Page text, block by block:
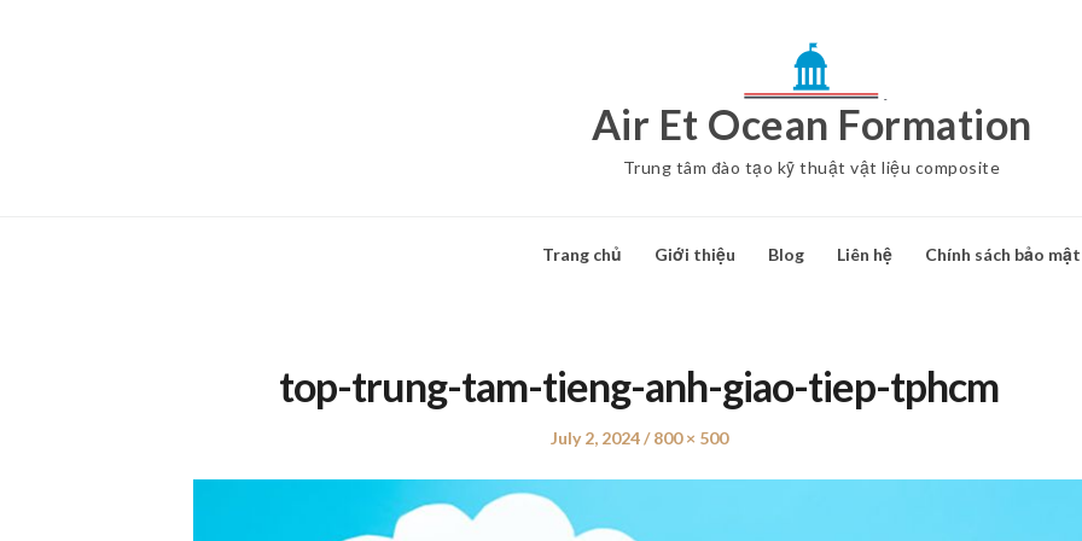
Air Et Ocean Formation
Trung tâm đào tạo kỹ thuật vật liệu composite
Trang chủ Giới thiệu Blog Liên hệ Chính sách bảo mật
top-trung-tam-tieng-anh-giao-tiep-tphcm
Posted
July 2, 2024
Full
800 × 500